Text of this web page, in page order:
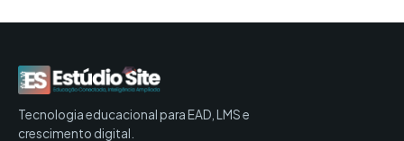
Tecnologia educacional para EAD, LMS e
crescimento digital.